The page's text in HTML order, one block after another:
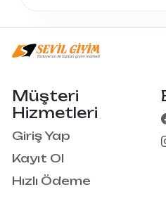
Müşteri
Hizmetleri
Giriş Yap
Kayıt Ol
Hızlı Ödeme